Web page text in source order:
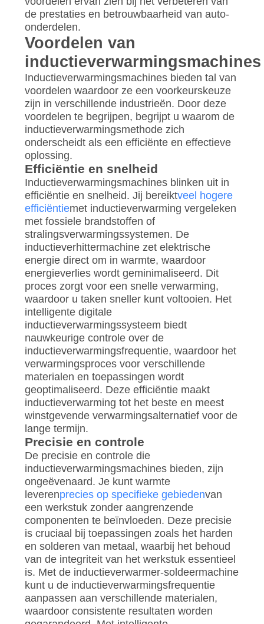
de prestaties en betrouwbaarheid van auto-
onderdelen.
Voordelen van
inductieverwarmingsmachines
Inductieverwarmingsmachines bieden tal van
voordelen waardoor ze een voorkeurskeuze
zijn in verschillende industrieën. Door deze
voordelen te begrijpen, begrijpt u waarom de
inductieverwarmingsmethode zich
onderscheidt als een efficiënte en effectieve
oplossing.
Efficiëntie en snelheid
Inductieverwarmingsmachines blinken uit in
efficiëntie en snelheid. Jij bereiktveel hogere
efficiëntiemet inductieverwarming vergeleken
met fossiele brandstoffen of
stralingsverwarmingssystemen. De
inductieverhittermachine zet elektrische
energie direct om in warmte, waardoor
energieverlies wordt geminimaliseerd. Dit
proces zorgt voor een snelle verwarming,
waardoor u taken sneller kunt voltooien. Het
intelligente digitale
inductieverwarmingssysteem biedt
nauwkeurige controle over de
inductieverwarmingsfrequentie, waardoor het
verwarmingsproces voor verschillende
materialen en toepassingen wordt
geoptimaliseerd. Deze efficiëntie maakt
inductieverwarming tot het beste en meest
winstgevende verwarmingsalternatief voor de
lange termijn.
Precisie en controle
De precisie en controle die
inductieverwarmingsmachines bieden, zijn
ongeëvenaard. Je kunt warmte
leverenprecies op specifieke gebiedenvan
een werkstuk zonder aangrenzende
componenten te beïnvloeden. Deze precisie
is cruciaal bij toepassingen zoals het harden
en solderen van metaal, waarbij het behoud
van de integriteit van het werkstuk essentieel
is. Met de inductieverwarmer-soldeermachine
kunt u de inductieverwarmingsfrequentie
aanpassen aan verschillende materialen,
waardoor consistente resultaten worden